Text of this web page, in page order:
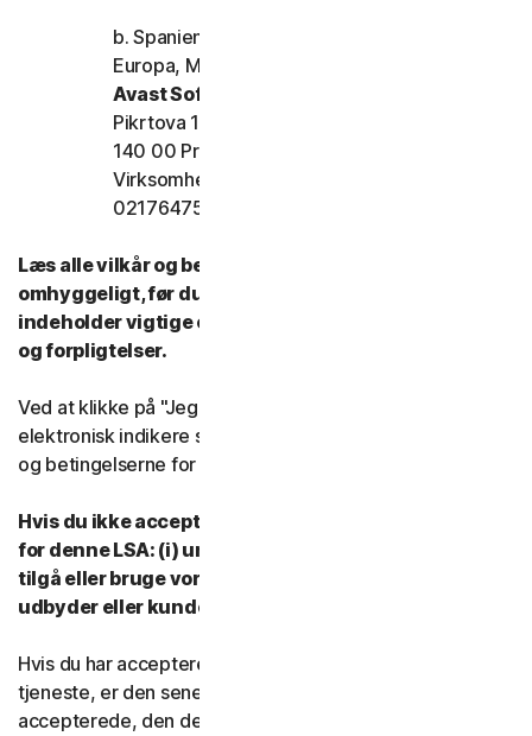
b. Spanien, Frankrig, Italien og resten af
Europa, Mellemøsten og Afrika
Avast Software s.r.o.
Pikrtova 1737/1a, Nusle,
140 00 Praha 4 Tjekkiet
Virksomhedens registreringsnummer:
02176475 og momsnummer: CZ02176475
Læs alle vilkår og betingelser for denne LSA
omhyggeligt, før du bruger vores tjenester. De
indeholder vigtige oplysninger om dine rettigheder
og forpligtelser.
Ved at klikke på "Jeg accepterer" eller på anden måde
elektronisk indikere samtykke, accepterer du vilkårene
og betingelserne for denne LSA.
Hvis du ikke accepterer vilkårene og betingelserne
for denne LSA: (i) undlad at downloade, installere,
tilgå eller bruge vores tjenester, og (ii) kontakt din
udbyder eller kundeservice og support.
Hvis du har accepteret flere versioner af denne LSA til en
tjeneste, er den seneste version af LSA, du
accepterede, den der gælder for dig og os og den